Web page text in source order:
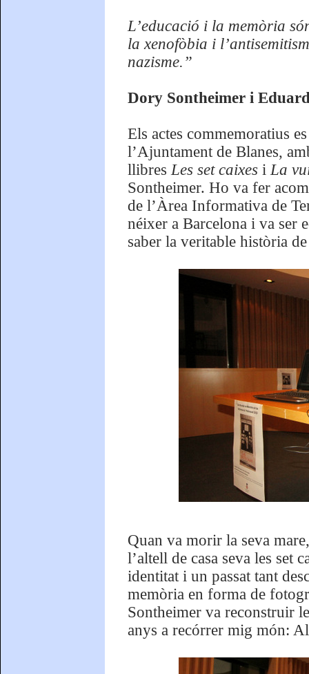
L’educació i la memòria
la xenofòbia i
nazisme.”
Dory Sontheimer i
Els actes commemoratius
l’Ajuntament de Blanes,
llibresLes set caixesiLa
Sontheimer. Ho va fer
de l’Àrea Informativa de
néixer a Barcelona i va ser
saber la veritable història
Quan va morir la seva
l’altell de casa seva les set
identitat i un passat tant
memòria en forma de
Sontheimer va reconstruir
anys a recórrer mig món: